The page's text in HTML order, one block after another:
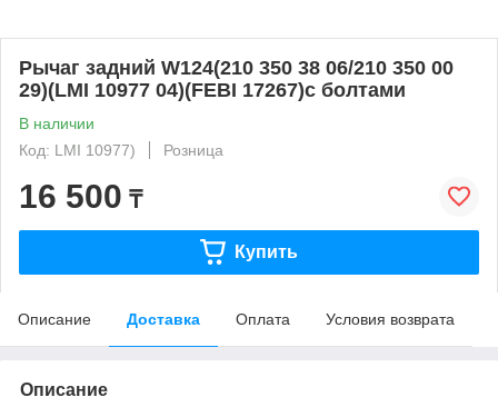
Рычаг задний W124(210 350 38 06/210 350 00
29)(LMI 10977 04)(FEBI 17267)с болтами
В наличии
Код: LMI 10977)
Розница
16 500 ₸
Купить
Описание Доставка Оплата Условия возврата
Описание